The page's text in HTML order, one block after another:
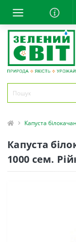
Капуста
Капуста
1000 сем.